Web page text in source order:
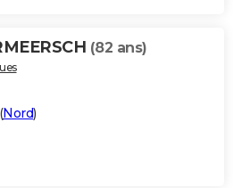
(82 ans)
(Nord)